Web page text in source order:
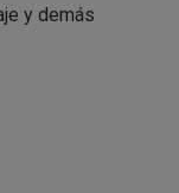
y demás
en exclusiva